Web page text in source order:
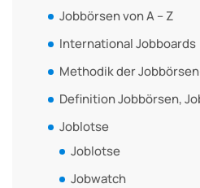
Jobbörsen von A – Z
International Jobboards
Methodik der
Definition Jobbörsen,
Joblotse
Joblotse
Jobwatch